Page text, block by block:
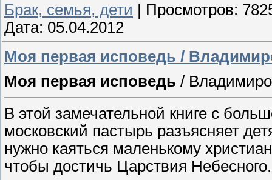
Брак, семья, дети
Просмотров:
Дата: 05.04.2012
Моя первая исповедь /
Моя первая исповедь /
В этой замечательной книге с
московский пастырь разъясняет
нужно каяться маленькому
чтобы достичь Царствия Небесного.